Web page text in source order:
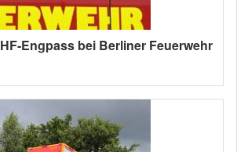
Engpass bei Berliner Feuerwehr